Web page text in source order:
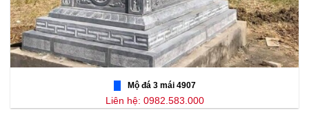
Mộ đá 3 mái 4907
Liên hệ: 0982.583.000